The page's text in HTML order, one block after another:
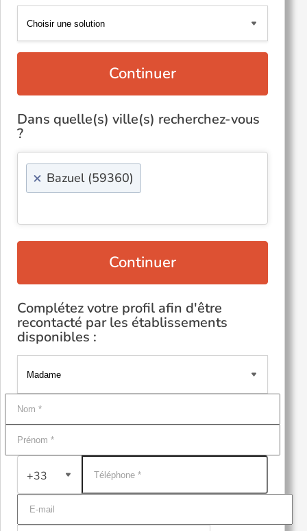
Continuer
Dans quelle(s) ville(s) recherchez-vous
?
× Bazuel (59360)
Continuer
Complétez votre profil afin d'être
recontacté par les établissements
disponibles :
+33